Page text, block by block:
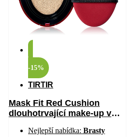
-15%
TIRTIR
Mask Fit Red Cushion
dlouhotrvající make-up v
ochranou odstín 17W
Nejlepší nabídka: Brasty